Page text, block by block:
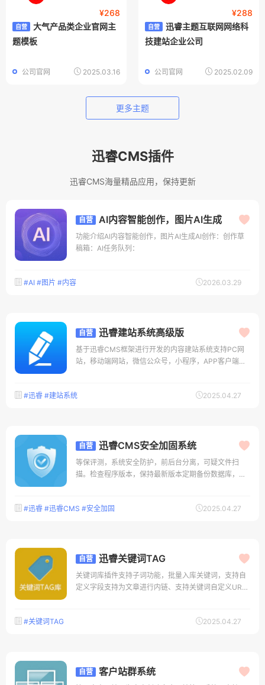
¥268
自营
大气产品类企业官网主
题模板
2025.03.16
公司官网
¥288
自营
迅睿主题互联网网络科
技建站企业公司
2025.02.09
公司官网
更多主题
迅睿CMS插件
迅睿CMS海量精品应用，保持更新
自营 AI内容智能创作，图片AI生成
功能介绍AI内容智能创作，图片AI生成AI创作：创作草
稿箱：AI任务队列：
#AI #图片 #内容 2026.03.29
自营 迅睿建站系统高级版
基于迅睿CMS框架进行开发的内容建站系统支持PC网
站，移动端网站，微信公众号，小程序，APP客户端等
别，
#迅睿 #建站系统 2025.04.27
自营 迅睿CMS安全加固系统
等保评测，系统安全防护，前后台分离，可疑文件扫
描。检查程序版本，保持最新版本定期备份数据库，备
后台入口文
#迅睿 #迅睿CMS #安全加固 2025.04.27
自营 迅睿关键词TAG
关键词库插件支持子词功能，批量入库关键词，支持自
定义字段支持为文章进行内链、支持关键词自定义URL
#关键词TAG 2025.04.27
自营 客户站群系统